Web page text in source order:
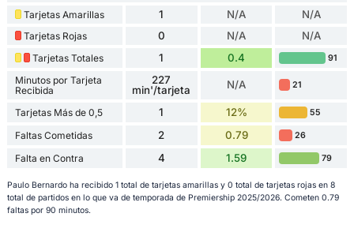
Tarjetas Amarillas 1 N/A N/A
Tarjetas Rojas 0 N/A N/A
Tarjetas Totales 1 0.4 91
Minutos por Tarjeta
Recibida
227
min'/tarjeta
N/A 21
Tarjetas Más de 0,5 1 12% 55
Faltas Cometidas 2 0.79 26
Falta en Contra 4 1.59 79
Paulo Bernardo ha recibido 1 total de tarjetas amarillas y 0 total de tarjetas rojas en 8
total de partidos en lo que va de temporada de Premiership 2025/2026. Cometen 0.79
faltas por 90 minutos.